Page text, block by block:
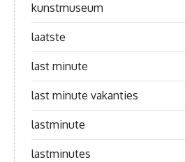
kunstmuseum
laatste
last minute
last minute vakanties
lastminute
lastminutes